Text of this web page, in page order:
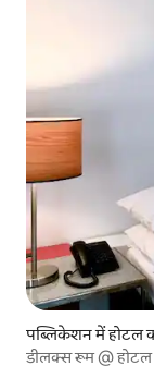
पब्लिकेशन में होटल
डीलक्स रूम @